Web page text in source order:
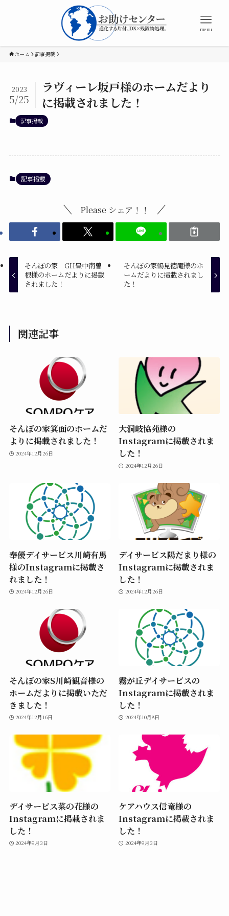
menu
ホーム 記事掲載
ラヴィーレ坂戸様のホームだより
に掲載されました！
2023
5/25
記事掲載
記事掲載
Please シェア！！
そんぽの家 GH豊中南曽
根様のホームだよりに掲載
されました！
そんぽの家鶴見徳庵様のホ
ームだよりに掲載されまし
た！
関連記事
そんぽの家箕面のホームだ
よりに掲載されました！
2024年12月26日
大洞岐協苑様の
Instagramに掲載されま
した！
2024年12月26日
奉優デイサービス川崎有馬
様のInstagramに掲載さ
れました！
2024年12月26日
デイサービス陽だまり様の
Instagramに掲載されま
した！
2024年12月26日
そんぽの家S川崎観音様の
ホームだよりに掲載いただ
きました！
2024年12月16日
霧が丘デイサービスの
Instagramに掲載されま
した！
2024年10月8日
デイサービス菜の花様の
Instagramに掲載されま
した！
2024年9月3日
ケアハウス信竜様の
Instagramに掲載されま
した！
2024年9月3日